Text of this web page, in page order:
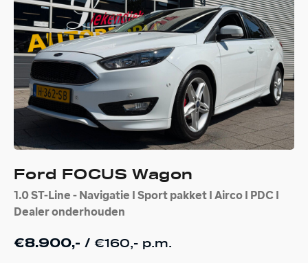
Ford FOCUS Wagon
1.0 ST-Line - Navigatie I Sport pakket I Airco I PDC I
Dealer onderhouden
€8.900,- / €160,- p.m.